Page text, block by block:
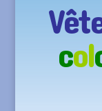
col